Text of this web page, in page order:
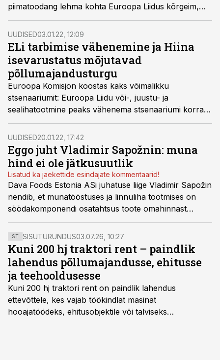
piimatoodang lehma kohta Euroopa Liidus kõrgeim,
vahendab Eesti Tõuloomakasvatajate Ühistu.
UUDISED03.01.22, 12:09
ELi tarbimise vähenemine ja Hiina
isevarustatus mõjutavad
põllumajandusturgu
Euroopa Komisjon koostas kaks võimalikku
stsenaariumit: Euroopa Liidu või-, juustu- ja
sealihatootmine peaks vähenema stsenaariumi korral,
kus rasvarikaste toodete kogutarbimine ELis väheneb.
Eksport kompenseerib osa ELi kaotatud tarbimisest.
Stsenaariumi korral, kus Hiina saavutab liha- ja
piimatoodetega isevarustatuse, mõjutab see enim ELi
sealiha, mis toob kaasa tootmise ja hindade languse.
Madalamad siseturu hinnad toovad kaasa tarbimise
kasvu.
UUDISED20.01.22, 17:42
Eggo juht Vladimir Sapožnin: muna
hind ei ole jätkusuutlik
Lisatud ka jaekettide esindajate kommentaarid!
Dava Foods Estonia ASi juhatuse liige Vladimir Sapožin
nendib, et munatööstuses ja linnuliha tootmises on
söödakomponendi osatähtsus toote omahinnast
põllumajanduses üks kõrgemaid. EGGO kaubamärgi
tähe all tegutseva tööstuse juht toob näiteks, et
praeguse elektri- ja gaasihinna mõju on
söödakuludega võrreldes nende tegevuse puhul
marginaalne.
ST SISUTURUNDUS03.07.26, 10:27
Kuni 200 hj traktori rent – paindlik
lahendus põllumajandusse, ehitusse
ja teehooldusesse
Kuni 200 hj traktori rent on paindlik lahendus
ettevõttele, kes vajab töökindlat masinat
hooajatöödeks, ehitusobjektile või talviseks